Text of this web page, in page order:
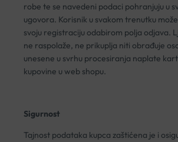
robe te se navedeni podaci pohranjuju u
ugovora. Korisnik u svakom trenutku
svoju registraciju odabirom polja odjava.
ne raspolaže, ne prikuplja niti obrađuje
unesene u svrhu procesiranja naplate
kupovine u web shopu.
Sigurnost
Tajnost podataka kupca zaštićena je i